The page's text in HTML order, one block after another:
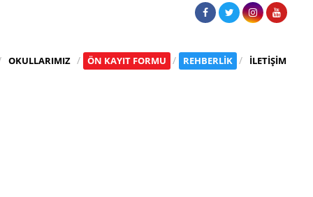
OKULLARIMIZ ÖN KAYIT FORMU REHBERLİK İLETİŞİM